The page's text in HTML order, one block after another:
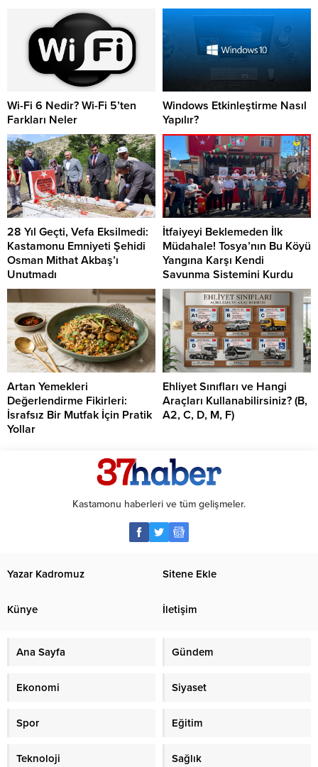
Wi-Fi 6 Nedir? Wi-Fi 5’ten
Farkları Neler
Windows Etkinleştirme Nasıl
Yapılır?
28 Yıl Geçti, Vefa Eksilmedi:
Kastamonu Emniyeti Şehidi
Osman Mithat Akbaş’ı
Unutmadı
İtfaiyeyi Beklemeden İlk
Müdahale! Tosya’nın Bu Köyü
Yangına Karşı Kendi
Savunma Sistemini Kurdu
Artan Yemekleri
Değerlendirme Fikirleri:
İsrafsız Bir Mutfak İçin Pratik
Yollar
Ehliyet Sınıfları ve Hangi
Araçları Kullanabilirsiniz? (B,
A2, C, D, M, F)
Kastamonu haberleri ve tüm gelişmeler.
Yazar Kadromuz Sitene Ekle
Künye İletişim
Ana Sayfa Gündem
Ekonomi Siyaset
Spor Eğitim
Teknoloji Sağlık